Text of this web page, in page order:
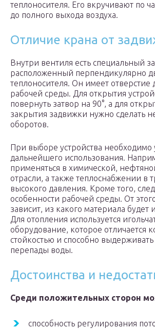
теплоносителя. Его вкручивают по
до полного выхода воздуха.
Отличие крана от
Внутри вентиля есть специальный
расположенный перпендикулярно
теплоносителя. Он имеет отверстие
рабочей среды. Для открытия
повернуть затвор на 90°, а для
закрытия задвижки нужно сделать
оборотов.
При выборе устройства необходимо
дальнейшего использования.
применяться в химической,
отрасли, а также теплоснабжении в
высокого давления. Кроме того,
особенности рабочей среды. От
зависит, из какого материала будет
Для отопления используется
оборудование, которое отличается
стойкостью и способно
перепады воды.
Достоинства и
Среди положительных сторон
способность регулирования